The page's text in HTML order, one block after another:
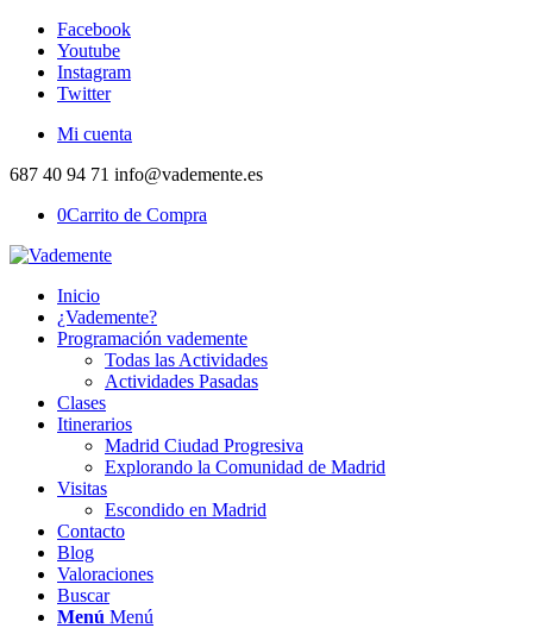
Facebook
Youtube
Instagram
Twitter
Mi cuenta
687 40 94 71 info@vademente.es
0Carrito de Compra
Inicio
¿Vademente?
Programación vademente
Todas las Actividades
Actividades Pasadas
Clases
Itinerarios
Madrid Ciudad Progresiva
Explorando la Comunidad de Madrid
Visitas
Escondido en Madrid
Contacto
Blog
Valoraciones
Buscar
Menú Menú